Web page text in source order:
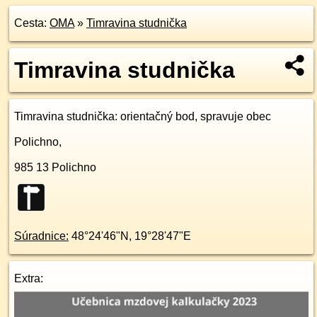
Cesta: OMA» Timravina studnička
Timravina studnička
Timravina studnička: orientačný bod, spravuje obec
Polichno,
985 13 Polichno
Súradnice: 48°24'46"N , 19°28'47"E
Extra: